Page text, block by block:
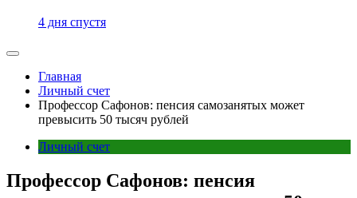
4 дня спустя
Главная
Личный счет
Профессор Сафонов: пенсия самозанятых может
превысить 50 тысяч рублей
Личный счет
Профессор Сафонов: пенсия